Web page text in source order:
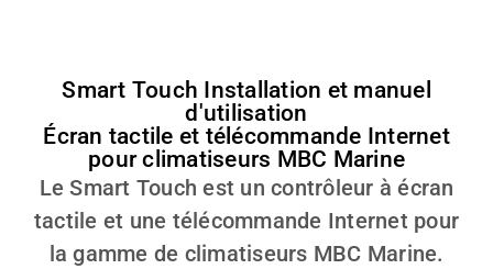
Smart Touch Installation et manuel
d'utilisation
Écran tactile et télécommande Internet
pour climatiseurs MBC Marine
Le Smart Touch est un contrôleur à écran
tactile et une télécommande Internet pour
la gamme de climatiseurs MBC Marine.